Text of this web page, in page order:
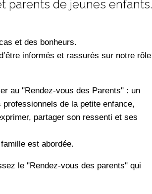
parents de jeunes enfants.
et des bonheurs.
informés et rassurés sur notre rôle
au "Rendez-vous des Parents" : un
de la petite enfance,
partager son ressenti et ses
est abordée.
le "Rendez-vous des parents" qui